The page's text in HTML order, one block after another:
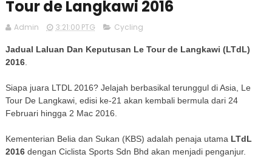
Tour de Langkawi 2016
Admin 3:21:00 PTG Cycling
Jadual Laluan Dan Keputusan Le Tour de Langkawi (LTdL)
2016.
Siapa juara LTDL 2016? Jelajah berbasikal terunggul di Asia, Le
Tour De Langkawi, edisi ke-21 akan kembali bermula dari 24
Februari hingga 2 Mac 2016.
Kementerian Belia dan Sukan (KBS) adalah penaja utama LTdL
2016 dengan Ciclista Sports Sdn Bhd akan menjadi penganjur.